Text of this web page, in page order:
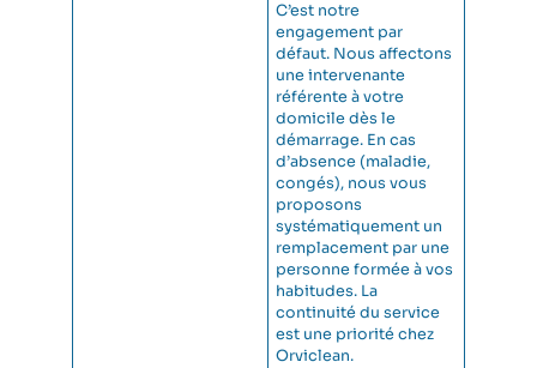
C’est notre
engagement par
défaut. Nous affectons
une intervenante
référente à votre
domicile dès le
démarrage. En cas
d’absence (maladie,
congés), nous vous
proposons
systématiquement un
remplacement par une
personne formée à vos
habitudes. La
continuité du service
est une priorité chez
Orviclean.